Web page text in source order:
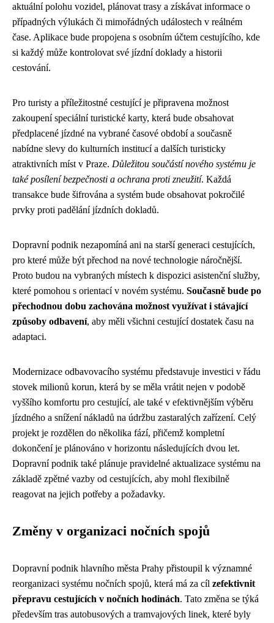
aktuální polohu vozidel, plánovat trasy a získávat informace o
případných výlukách či mimořádných událostech v reálném
čase. Aplikace bude propojena s osobním účtem cestujícího, kde
si každý může kontrolovat své jízdní doklady a historii
cestování.
Pro turisty a příležitostné cestující je připravena možnost
zakoupení speciální turistické karty, která bude obsahovat
předplacené jízdné na vybrané časové období a současně
nabídne slevy do kulturních institucí a dalších turisticky
atraktivních míst v Praze. Důležitou součástí nového systému je
také posílení bezpečnosti a ochrana proti zneužití. Každá
transakce bude šifrována a systém bude obsahovat pokročilé
prvky proti padělání jízdních dokladů.
Dopravní podnik nezapomíná ani na starší generaci cestujících,
pro které může být přechod na nové technologie náročnější.
Proto budou na vybraných místech k dispozici asistenční služby,
které pomohou s orientací v novém systému. Současně bude po
přechodnou dobu zachována možnost využívat i stávající
způsoby odbavení, aby měli všichni cestující dostatek času na
adaptaci.
Modernizace odbavovacího systému představuje investici v řádu
stovek milionů korun, která by se měla vrátit nejen v podobě
vyššího komfortu pro cestující, ale také v efektivnějším výběru
jízdného a snížení nákladů na údržbu zastaralých zařízení. Celý
projekt je rozdělen do několika fází, přičemž kompletní
dokončení je plánováno v horizontu následujících dvou let.
Dopravní podnik také plánuje pravidelné aktualizace systému na
základě zpětné vazby od cestujících, aby mohl flexibilně
reagovat na jejich potřeby a požadavky.
Změny v organizaci nočních spojů
Dopravní podnik hlavního města Prahy přistoupil k významné
reorganizaci systému nočních spojů, která má za cíl zefektivnit
přepravu cestujících v nočních hodinách. Tato změna se týká
především tras autobusových a tramvajových linek, které byly